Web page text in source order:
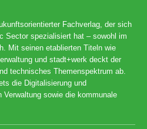
Fachverlag, der sich
Sector spezialisiert hat – sowohl im
Mit seinen etablierten Titeln wie
und stadt+werk deckt der
technisches Themenspektrum ab.
die Digitalisierung und
Verwaltung sowie die kommunale